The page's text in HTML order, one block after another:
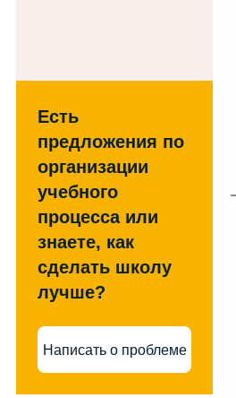
Есть
предложения по
организации
учебного
процесса или
знаете, как
сделать школу
лучше?
Написать о проблеме